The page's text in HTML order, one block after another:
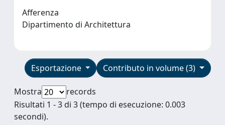
Afferenza
Dipartimento di Architettura
Contributo in volume (3)
Esportazione
Mostra
records
Risultati 1 - 3 di 3 (tempo di esecuzione: 0.003
secondi).